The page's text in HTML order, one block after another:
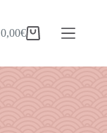
0,00€